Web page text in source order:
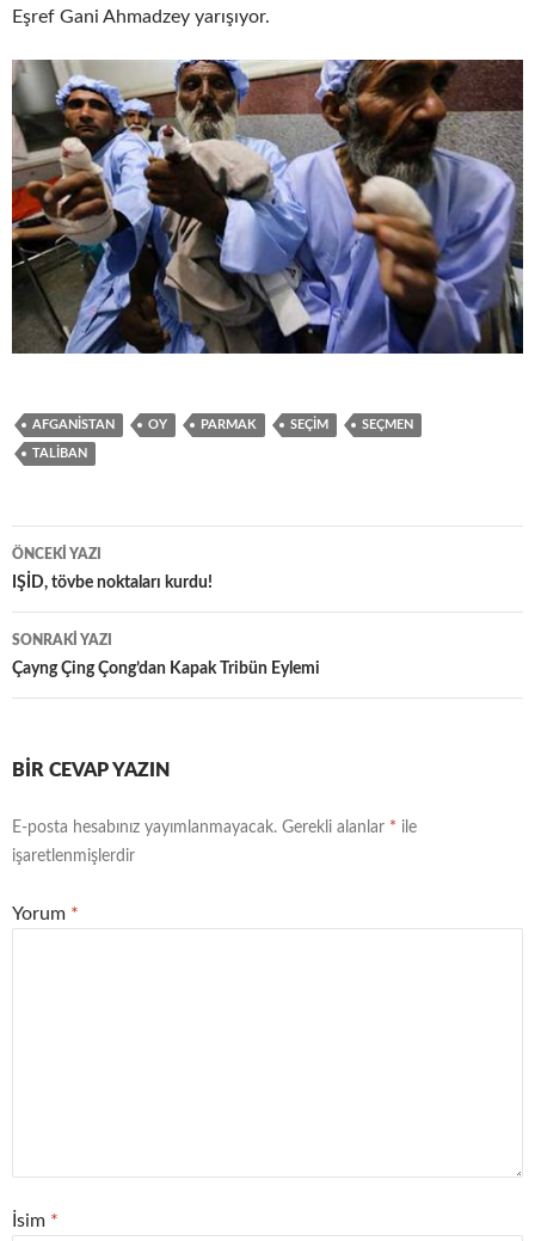
Eşref Gani Ahmadzey yarışıyor.
AFGANISTAN OY PARMAK SEÇIM SEÇMEN
TALIBAN
Yazı
dolaşımı
ÖNCEKI YAZI
IŞİD, tövbe noktaları kurdu!
SONRAKI YAZI
Çayng Çing Çong’dan Kapak Tribün Eylemi
BIR CEVAP YAZIN
E-posta hesabınız yayımlanmayacak. Gerekli alanlar * ile
işaretlenmişlerdir
Yorum *
İsim *